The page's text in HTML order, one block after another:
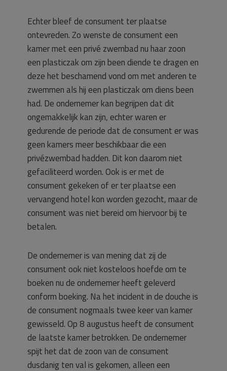
Echter bleef de consument ter plaatse
ontevreden. Zo wenste de consument een
kamer met een privé zwembad nu haar zoon
een plasticzak om zijn been diende te dragen en
deze het beschamend vond om met anderen te
zwemmen als hij een plasticzak om diens been
had. De ondernemer kan begrijpen dat dit
ongemakkelijk kan zijn, echter waren er
gedurende de periode dat de consument er was
geen kamers meer beschikbaar die een
privézwembad hadden. Dit kon daarom niet
gefaciliteerd worden. Ook is er met de
consument gekeken of er ter plaatse een
vervangend hotel kon worden gezocht, maar de
consument was niet bereid om hiervoor bij te
betalen.
De ondernemer is van mening dat zij de
consument ook niet kosteloos hoefde om te
boeken nu de ondernemer heeft geleverd
conform boeking. Na het incident in de douche is
de consument nogmaals twee keer van kamer
gewisseld. Op 8 augustus heeft de consument
de laatste kamer betrokken. De ondernemer
spijt het dat de zoon van de consument
dusdanig ten val is gekomen, alleen een